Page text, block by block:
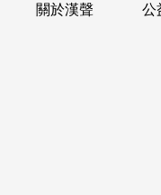
關於漢聲 公